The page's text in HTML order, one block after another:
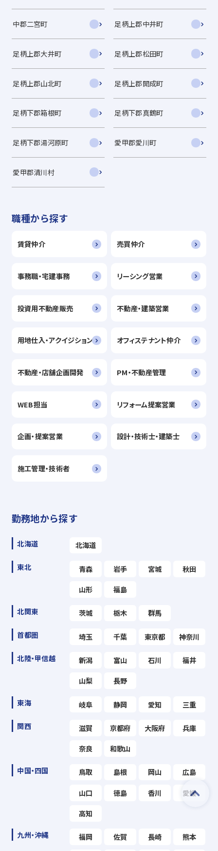
中郡二宮町 足柄上郡中井町
足柄上郡大井町 足柄上郡松田町
足柄上郡山北町 足柄上郡開成町
足柄下郡箱根町 足柄下郡真鶴町
足柄下郡湯河原町 愛甲郡愛川町
愛甲郡清川村
職種から探す
賃貸仲介 売買仲介
事務職・宅建事務 リーシング営業
投資用不動産販売 不動産・建築営業
用地仕入・アクイジション オフィステナント仲介
不動産・店舗企画開発 PM・不動産管理
WEB担当 リフォーム提案営業
企画・提案営業 設計・技術士・建築士
施工管理・技術者
勤務地から探す
北海道 北海道
東北 青森 岩手 宮城 秋田
山形 福島
北関東 茨城 栃木 群馬
首都圏 埼玉 千葉 東京都 神奈川
北陸・甲信越 新潟 富山 石川 福井
山梨 長野
東海 岐阜 静岡 愛知 三重
関西 滋賀 京都府 大阪府 兵庫
奈良 和歌山
中国・四国 鳥取 島根 岡山 広島
山口 徳島 香川 愛媛
高知
九州・沖縄 福岡 佐賀 長崎 熊本